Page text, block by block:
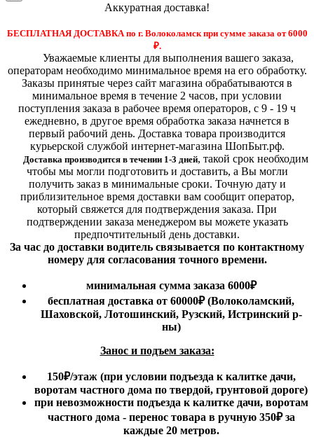
Аккуратная доставка!
БЕСПЛАТНАЯ ДОСТАВКА по г. Волоколамск при сумме заказа от 6000
₽.
Уважаемые клиенты для выполнения вашего заказа,
операторам необходимо минимальное время на его обработку.
Заказы принятые через сайт магазина обрабатываются в
минимальное время в течение 2 часов, при условии
поступления заказа в рабочее время операторов, с 9 - 19 ч
ежедневно, в другое время обработка заказа начнется в
первый рабочий день. Доставка товара производится
курьерской службой интернет-магазина ШопБыт.рф.
Доставка производится в течении 1-3 дней, такой срок необходим
чтобы мы могли подготовить и доставить, а Вы могли
получить заказ в минимальные сроки. Точную дату и
приблизительное время доставки вам сообщит оператор,
который свяжется для подтверждения заказа. При
подтверждении заказа менеджером вы можете указать
предпочтительный день доставки.
За час до доставки водитель связывается по контактному
номеру для согласования точного времени.
минимальная сумма заказа 6000₽
бесплатная доставка от 60000₽ (Волоколамский,
Шаховской, Лотошинский, Рузский, Истринский р-
ны)
Занос и подъем заказа:
150₽/этаж(при условии подъезда к калитке дачи,
воротам частного дома по твердой, грунтовой дороге)
при невозможности подъезда к калитке дачи, воротам
частного дома - перенос товара в ручную 350₽ за
каждые 20 метров.